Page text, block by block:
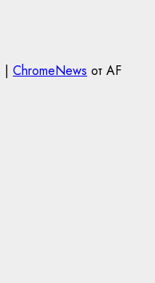
| ChromeNews от AF